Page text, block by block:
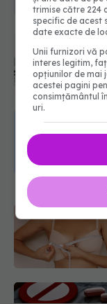
trimise către 224
specific de acest
date exacte de
Unii furnizori vă
interes legitim,
opțiunilor de mai
acestei pagini
consimțământul
uri.